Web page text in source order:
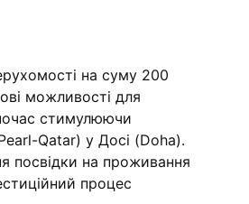
на суму 200
можливості для
стимулюючи
Qatar) у Досі (Doha).
посвідки на проживання
процес